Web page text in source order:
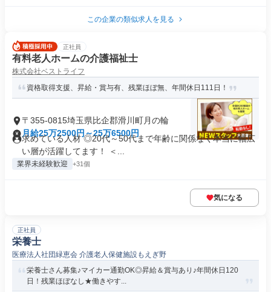
この企業の類似求人を見る
正社員
有料老人ホームの介護福祉士
株式会社ベストライフ
資格取得支援、昇給・賞与有、残業ほぼ無、年間休日111日！
〒355-0815埼玉県比企郡滑川町月の輪
月給25万2500円～25万6500円
求めている人材 ◎20代～50代まで年齢に関係なく本当に幅広
い層が活躍してます！ ＜...
業界未経験歓迎 +31個
気になる
正社員
栄養士
医療法人社団緑恵会 介護老人保健施設もえぎ野
栄養士さん募集♪マイカー通勤OK◎昇給＆賞与あり♪年間休日120
日！残業ほぼなし★働きやす...